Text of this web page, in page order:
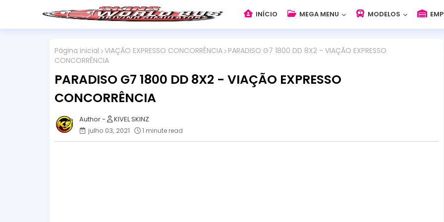
INÍCIO MEGA MENU MODELOS
Página inicial VIAÇÃO EXPRESSO CONCORRÊNCIA
PARADISO G7 1800 DD 8X2 - VIAÇÃO EXPRESSO
CONCORRÊNCIA
PARADISO G7 1800 DD 8X2 - VIAÇÃO EXPRESSO
CONCORRÊNCIA
KIVEL SKINZ
julho 03, 2021
1 minute read